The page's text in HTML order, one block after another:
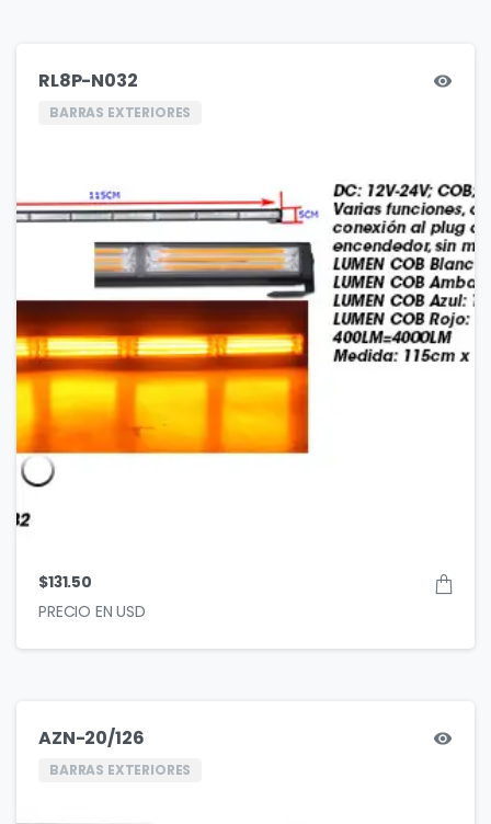
RL8P-N032
BARRAS EXTERIORES
$131.50
AZN-20/126
BARRAS EXTERIORES